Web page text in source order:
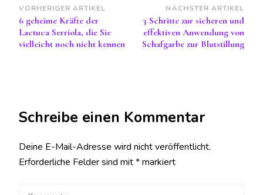
Beitragsnavigation
VORHERIGER ARTIKEL
6 geheime Kräfte der
Lactuca Serriola, die Sie
vielleicht noch nicht kennen
NÄCHSTER ARTIKEL
3 Schritte zur sicheren und
effektiven Anwendung von
Schafgarbe zur Blutstillung
Schreibe einen Kommentar
Deine E-Mail-Adresse wird nicht veröffentlicht.
Erforderliche Felder sind mit*markiert